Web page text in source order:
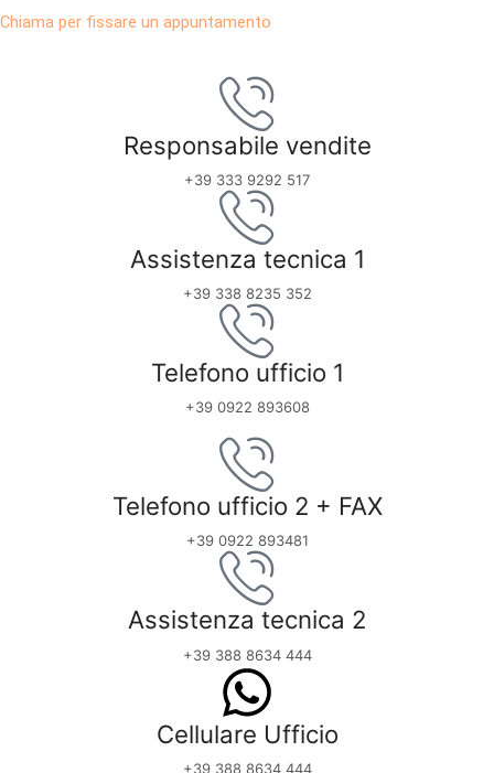
Chiama per fissare un appuntamento
Responsabile vendite
+39 333 9292 517
Assistenza tecnica 1
+39 338 8235 352
Telefono ufficio 1
+39 0922 893608
Telefono ufficio 2 + FAX
+39 0922 893481
Assistenza tecnica 2
+39 388 8634 444
Cellulare Ufficio
+39 388 8634 444